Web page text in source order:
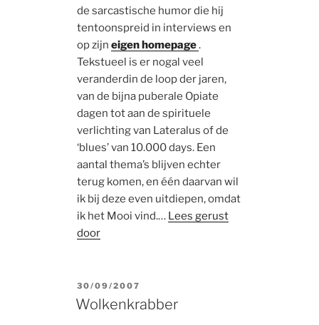
de sarcastische humor die hij
tentoonspreid in interviews en
op zijneigen homepage.
Tekstueel is er nogal veel
veranderdin de loop der jaren,
van de bijna puberale Opiate
dagen tot aan de spirituele
verlichting van Lateralus of de
‘blues’ van 10.000 days. Een
aantal thema’s blijven echter
terug komen, en één daarvan wil
ik bij deze even uitdiepen, omdat
ik het Mooi vind.… Lees gerust
door
POSTED
ON
30/09/2007
Wolkenkrabber